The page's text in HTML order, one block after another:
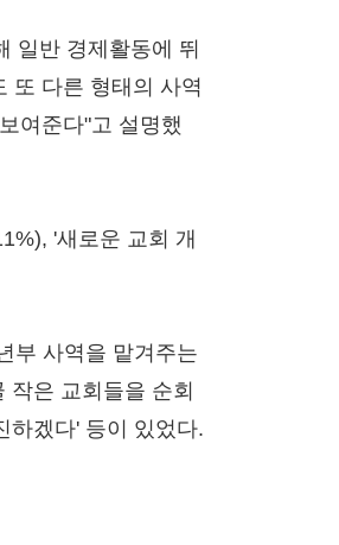
일반 경제활동에 뛰
또 다른 형태의 사역
여준다"고 설명했
'새로운 교회 개
부 사역을 맡겨주는
작은 교회들을 순회
하겠다' 등이 있었다.